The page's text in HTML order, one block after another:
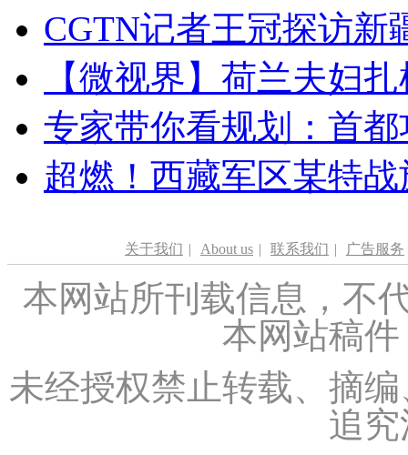
CGTN记者王冠探访新
【微视界】荷兰夫妇
专家带你看规划：首
超燃！西藏军区某特
关于我们 | About us | 联系我们 | 广告服务
本网站所刊载信息，不
本网站稿
未经授权禁止转载、摘
追